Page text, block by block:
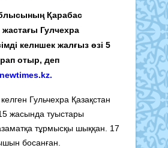
Қарабас
Гулчехра
келншек жалғыз өзі 5
отыр, деп
newtimes.kz.
Гульчехра Қазақстан
жасында туыстары
тұрмысқы шыққан. 17
босанған.